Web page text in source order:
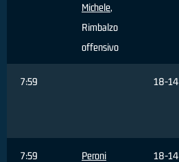
Michele,
Rimbalzo
offensivo
7:59 18-14
7:59
Peroni
18-14